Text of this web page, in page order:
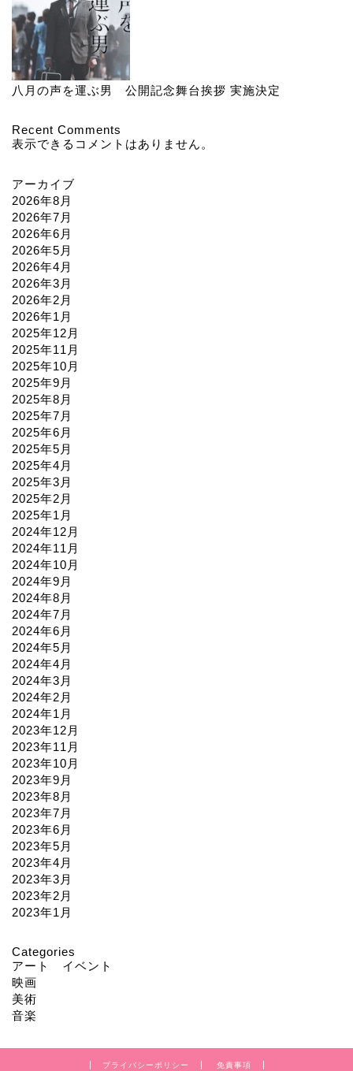
八月の声を運ぶ男 公開記念舞台挨拶 実施決定
Recent Comments
表示できるコメントはありません。
アーカイブ
2026年8月
2026年7月
2026年6月
2026年5月
2026年4月
2026年3月
2026年2月
2026年1月
2025年12月
2025年11月
2025年10月
2025年9月
2025年8月
2025年7月
2025年6月
2025年5月
2025年4月
2025年3月
2025年2月
2025年1月
2024年12月
2024年11月
2024年10月
2024年9月
2024年8月
2024年7月
2024年6月
2024年5月
2024年4月
2024年3月
2024年2月
2024年1月
2023年12月
2023年11月
2023年10月
2023年9月
2023年8月
2023年7月
2023年6月
2023年5月
2023年4月
2023年3月
2023年2月
2023年1月
Categories
アート イベント
映画
美術
音楽
プライバシーポリシー 免責事項